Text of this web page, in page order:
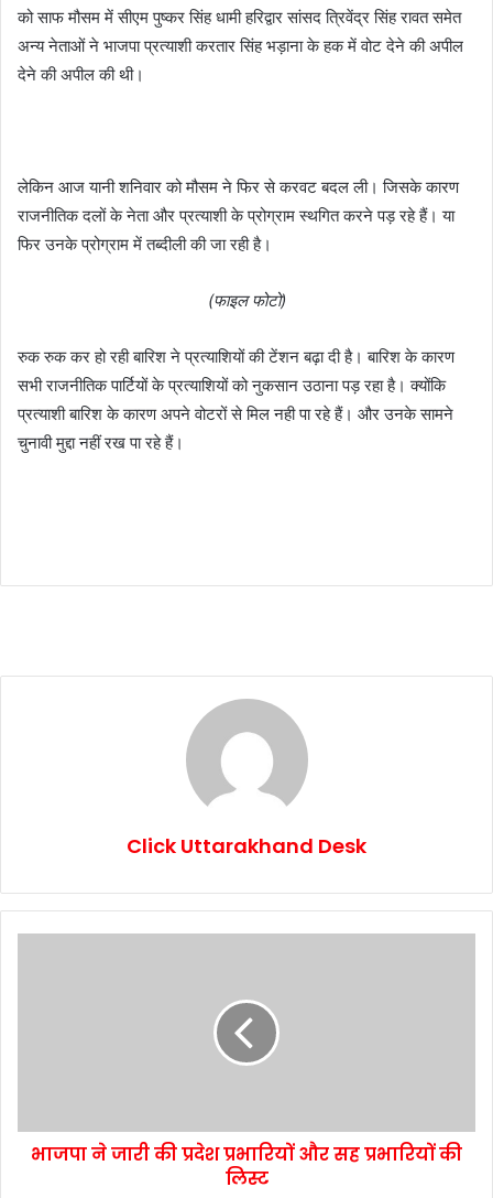
को साफ मौसम में सीएम पुष्कर सिंह धामी हरिद्वार सांसद त्रिवेंद्र सिंह रावत समेत
अन्य नेताओं ने भाजपा प्रत्याशी करतार सिंह भड़ाना के हक में वोट देने की अपील
देने की अपील की थी।
लेकिन आज यानी शनिवार को मौसम ने फिर से करवट बदल ली। जिसके कारण
राजनीतिक दलों के नेता और प्रत्याशी के प्रोग्राम स्थगित करने पड़ रहे हैं। या
फिर उनके प्रोग्राम में तब्दीली की जा रही है।
(फाइल फोटो)
रुक रुक कर हो रही बारिश ने प्रत्याशियों की टेंशन बढ़ा दी है। बारिश के कारण
सभी राजनीतिक पार्टियों के प्रत्याशियों को नुकसान उठाना पड़ रहा है। क्योंकि
प्रत्याशी बारिश के कारण अपने वोटरों से मिल नही पा रहे हैं। और उनके सामने
चुनावी मुद्दा नहीं रख पा रहे हैं।
Click Uttarakhand Desk
भाजपा ने जारी की प्रदेश प्रभारियों और सह प्रभारियों की
लिस्ट